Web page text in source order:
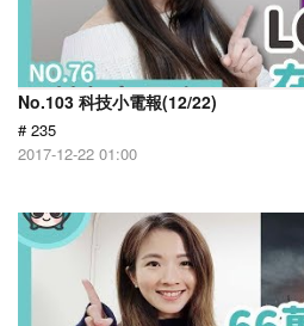
No.103 科技小電報(12/22)
# 235
2017-12-22 01:00